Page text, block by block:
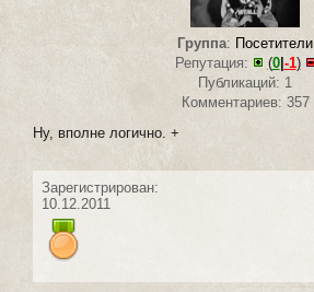
Группа: Посетители
Репутация:
(0| -1)
Публикаций: 1
Комментариев: 357
Ну, вполне логично. +
Зарегистрирован:
10.12.2011